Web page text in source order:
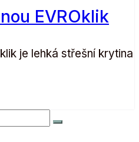
EVROklik
je lehká střešní krytina